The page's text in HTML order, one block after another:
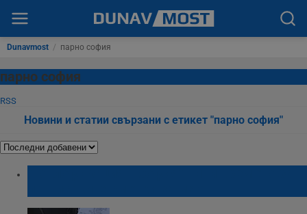
Dunavmost / парно софия
парно софия
RSS
Новини и статии свързани с етикет "парно софия"